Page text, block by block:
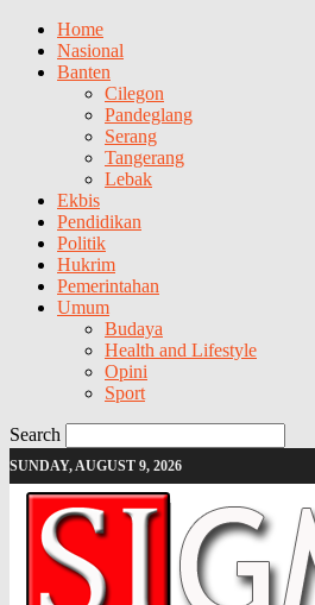
Home
Nasional
Banten
Cilegon
Pandeglang
Serang
Tangerang
Lebak
Ekbis
Pendidikan
Politik
Hukrim
Pemerintahan
Umum
Budaya
Health and Lifestyle
Opini
Sport
Search
SUNDAY, AUGUST 9, 2026